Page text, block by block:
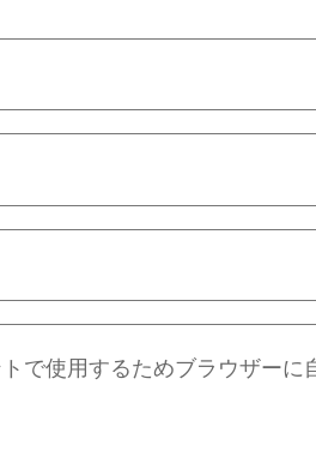
で使用するためブラウザー